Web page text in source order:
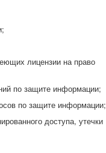
лицензии на право
по защите информации;
по защите информации;
доступа, утечки